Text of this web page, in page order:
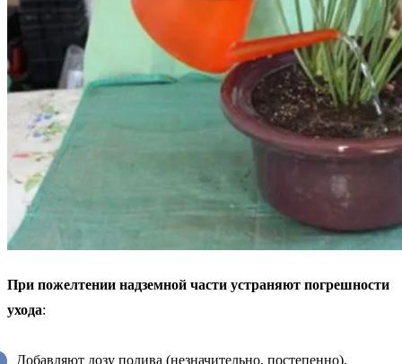
При пожелтении надземной части устраняют погрешности
ухода:
Добавляют дозу полива (незначительно, постепенно).